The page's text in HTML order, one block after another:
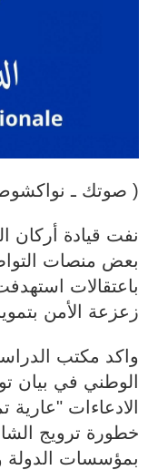
( صوتك ـ
نفت قيادة أركان
بعض منصات
باعتقالات
زعزعة الأمن
واكد مكتب
الوطني في بيان
الادعاءات
خطورة ترويج
بمؤسسات الدولة